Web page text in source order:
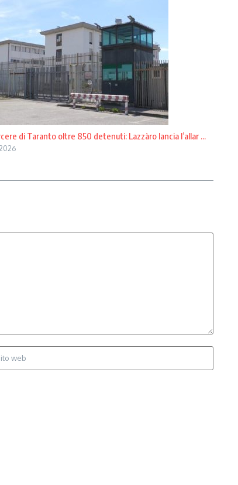
di Taranto oltre 850 detenuti: Lazzàro lancia l’allar ...